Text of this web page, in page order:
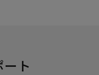
ト